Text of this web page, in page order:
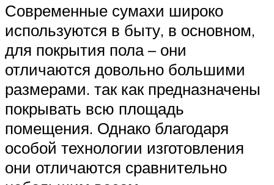
Современные сумахи широко
используются в быту, в основном,
для покрытия пола – они
отличаются довольно большими
размерами. так как предназначены
покрывать всю площадь
помещения. Однако благодаря
особой технологии изготовления
они отличаются сравнительно